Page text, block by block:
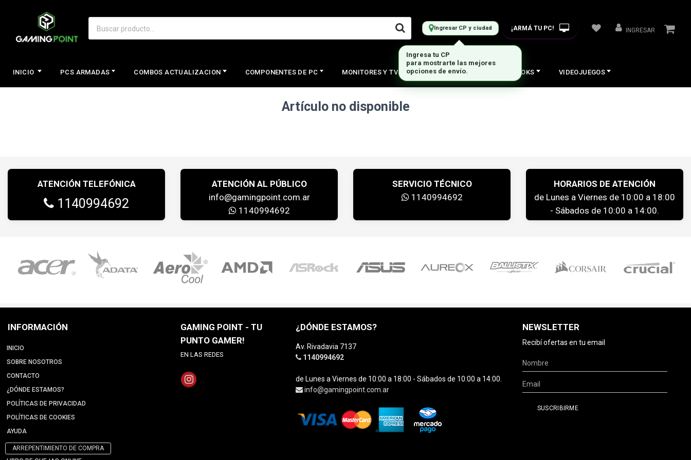
Ingresar CP y ciudad ¡ARMÁ TU PC! INGRESAR
INICIO PCS ARMADAS COMBOS ACTUALIZACION COMPONENTES DE PC MONITORES Y TVS PERIFERICOS NOTEBOOKS VIDEOJUEGOS
Artículo no disponible
ATENCIÓN TELEFÓNICA
1140994692
ATENCIÓN AL PÚBLICO
info@gamingpoint.com.ar
1140994692
SERVICIO TÉCNICO
1140994692
HORARIOS DE ATENCIÓN
de Lunes a Viernes de 10:00 a 18:00
- Sábados de 10:00 a 14:00.
INFORMACIÓN
INICIO
SOBRE NOSOTROS
CONTACTO
¿DÓNDE ESTAMOS?
POLÍTICAS DE PRIVACIDAD
POLÍTICAS DE COOKIES
AYUDA
ARREPENTIMIENTO DE COMPRA
GAMING POINT - TU
PUNTO GAMER!
EN LAS REDES
¿DÓNDE ESTAMOS?
Av. Rivadavia 7137
1140994692
de Lunes a Viernes de 10:00 a 18:00 - Sábados de 10:00 a 14:00.
info@gamingpoint.com.ar
NEWSLETTER
Recibí ofertas en tu email
Ingresa tu CP
para mostrarte las mejores
opciones de envío.